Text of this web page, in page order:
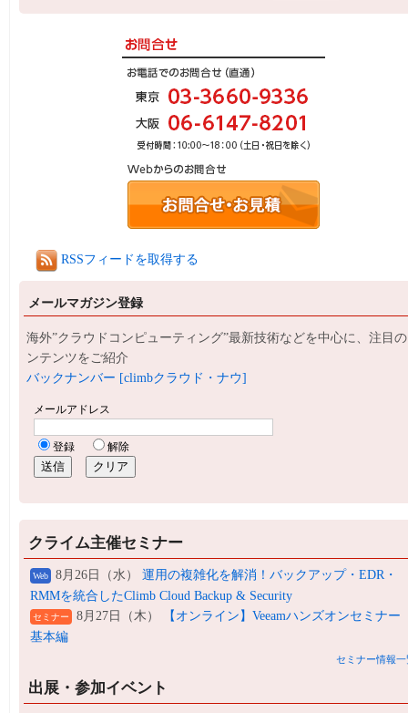
RSSフィードを取得する
メールマガジン登録
海外”クラウドコンピューティング”最新技術などを中心に、注目
ンテンツをご紹介
バックナンバー [climbクラウド・ナウ]
クライム主催セミナー
Web 8月26日（水） 運用の複雑化を解消！バックアップ・EDR・
RMMを統合したClimb Cloud Backup & Security
セミナー 8月27日（木）
【オンライン】Veeamハンズオンセミナー
基本編
セミナー情報一
出展・参加イベント